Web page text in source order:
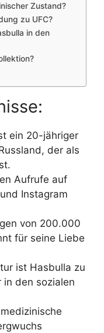
Zustand?
zu UFC?
in den
ein 20-jähriger
der als
Aufrufe auf
Instagram
von 200.000
für seine Liebe
ist Hasbulla zu
in den sozialen